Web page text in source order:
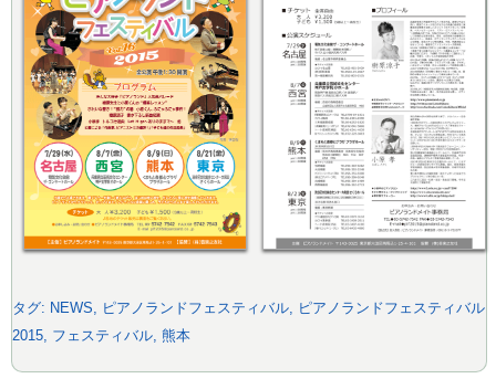
タグ: NEWS, ピアノランドフェスティバル, ピアノランドフェスティバル
2015, フェスティバル, 熊本